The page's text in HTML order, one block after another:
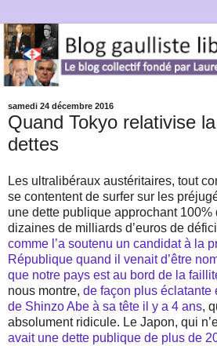
samedi 24 décembre 2016
Quand Tokyo relativise
dettes
Les ultralibéraux austéritaires, tout
se contentent de surfer sur les
une dette publique approchant 100%
dizaines de milliards d’euros de
comme l’a soutenu un candidat à la
République quand il venait d’être
que notre pays est au bord de la
nous montre, de façon plus éclatante
de Shinzo Abe à sa tête il y a 4 ans,
absolument ridicule. Le Japon, qui
avait une dette publique de plus de